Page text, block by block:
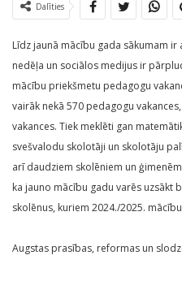
Dalīties
Līdz jaunā mācību gada sākumam
nedēļa un sociālos medijus ir
mācību priekšmetu pedagogu
vairāk nekā 570 pedagogu
vakances. Tiek meklēti gan
svešvalodu skolotāji un skolotāju
arī daudziem skolēniem un
ka jauno mācību gadu varēs uzsākt
skolēnus, kuriem 2024./2025.
Augstas prasības, reformas un